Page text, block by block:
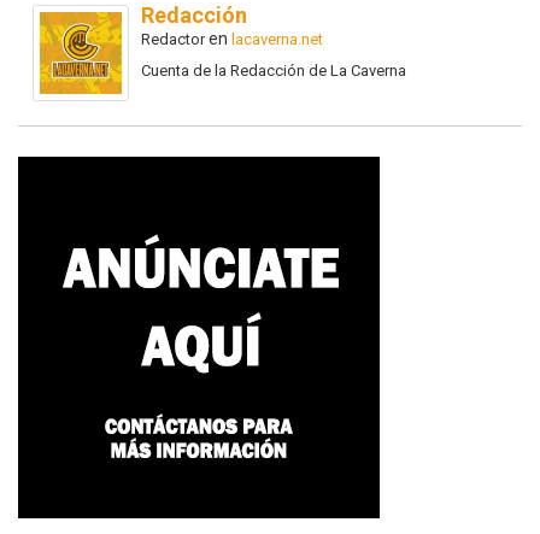
Redacción
Redactoren lacaverna.net
Cuenta de la Redacción de La Caverna